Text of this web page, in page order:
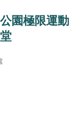
園極限運動